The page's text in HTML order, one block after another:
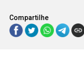
Compartilhe